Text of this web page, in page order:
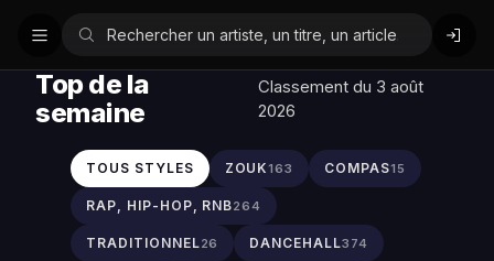
Top de la
semaine
Classement du 3 août
2026
TOUS STYLES ZOUK163 COMPAS15
RAP, HIP-HOP, RNB264
TRADITIONNEL26 DANCEHALL374